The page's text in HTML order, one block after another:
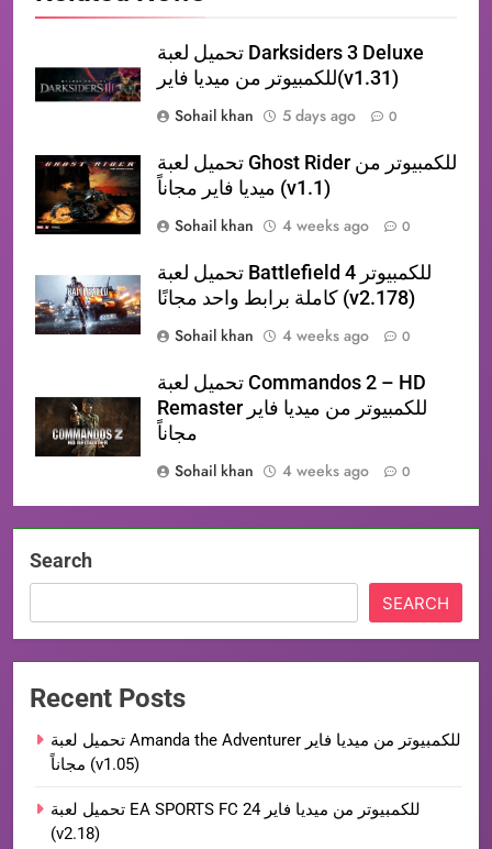
تحميل لعبة Darksiders 3 Deluxe
للكمبيوتر من ميديا فاير(v1.31)
Sohail khan
5 days ago 0
تحميل لعبة Ghost Rider للكمبيوتر من
ميديا فاير مجاناً (v1.1)
Sohail khan
4 weeks ago 0
تحميل لعبة Battlefield 4 للكمبيوتر
كاملة برابط واحد مجانًا (v2.178)
Sohail khan
4 weeks ago 0
تحميل لعبة Commandos 2 – HD
Remaster للكمبيوتر من ميديا فاير
مجاناً
Sohail khan
4 weeks ago 0
Search
SEARCH
Recent Posts
تحميل لعبة Amanda the Adventurer للكمبيوتر من ميديا فاير
مجاناً (v1.05)
تحميل لعبة EA SPORTS FC 24 للكمبيوتر من ميديا فاير
(v2.18)